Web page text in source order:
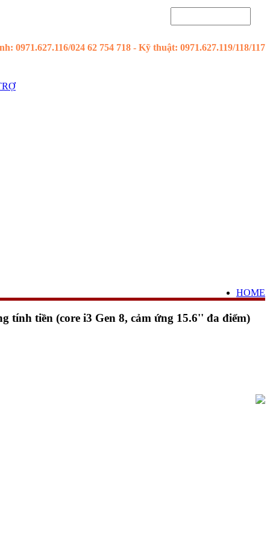
0971.627.116/024 62 754 718 - Kỹ thuật: 0971.627.119/118/117
HOME
tính tiền (core i3 Gen 8, cảm ứng 15.6'' đa điểm)